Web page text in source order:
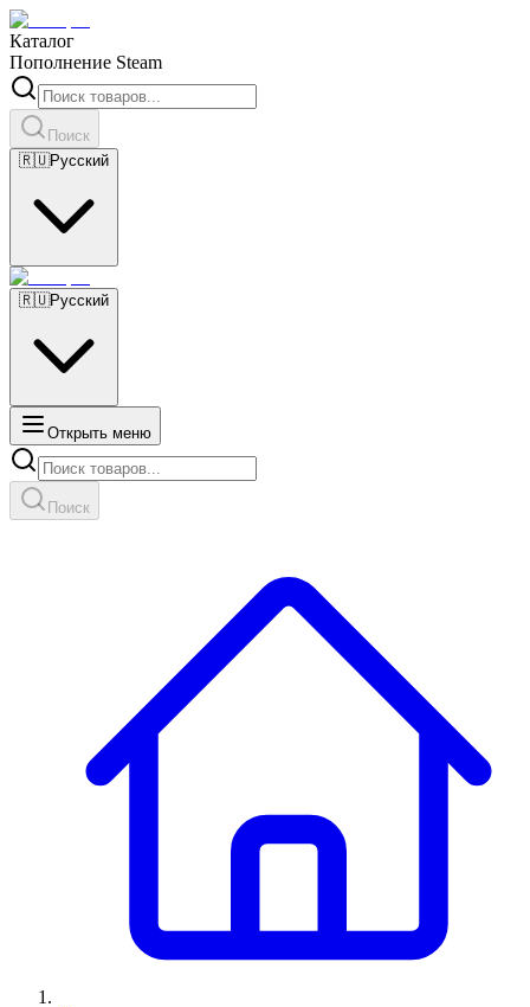
Каталог
Пополнение Steam
Поиск
🇷🇺Русский
🇷🇺Русский
Открыть меню
Поиск